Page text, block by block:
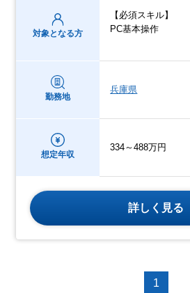
対象となる方
【必須スキル】
PC基本操作
勤務地
兵庫県
想定年収
334～488万円
詳しく見る
1